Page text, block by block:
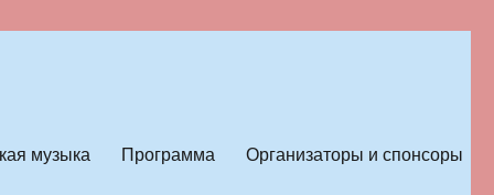
музыка Программа Организаторы и спонсоры